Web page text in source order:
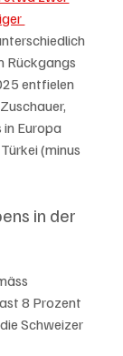
Rückgangs
entfielen
Europa
(minus
in der
8 Prozent
Schweizer